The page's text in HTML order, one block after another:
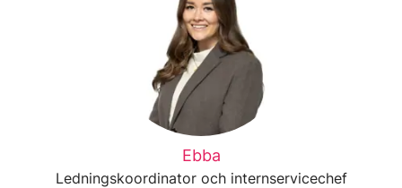
Ebba
Ledningskoordinator och internservicechef